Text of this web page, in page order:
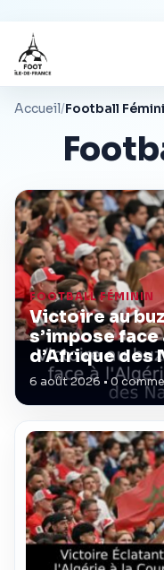
Accueil/Football
FOOTBALL FÉMININ
Victoire au
s’impose face
d’Afrique des
6 août 2026 • 0